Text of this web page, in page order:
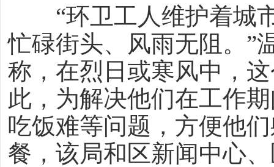
“环卫工人维护着城市
忙碌街头、风雨无阻。”
称，在烈日或寒风中，
此，为解决他们在工作
吃饭难等问题，方便他
餐，该局和区新闻中心